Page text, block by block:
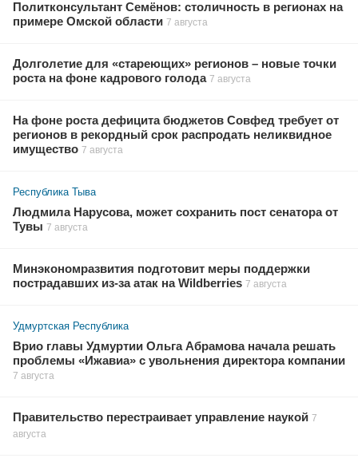
Политконсультант Семёнов: столичность в регионах на
примере Омской области 7 августа
Долголетие для «стареющих» регионов – новые точки
роста на фоне кадрового голода 7 августа
На фоне роста дефицита бюджетов Совфед требует от
регионов в рекордный срок распродать неликвидное
имущество 7 августа
Республика Тыва
Людмила Нарусова, может сохранить пост сенатора от
Тувы 7 августа
Минэкономразвития подготовит меры поддержки
пострадавших из-за атак на Wildberries 7 августа
Удмуртская Республика
Врио главы Удмуртии Ольга Абрамова начала решать
проблемы «Ижавиа» с увольнения директора компании
7 августа
Правительство перестраивает управление наукой 7
августа